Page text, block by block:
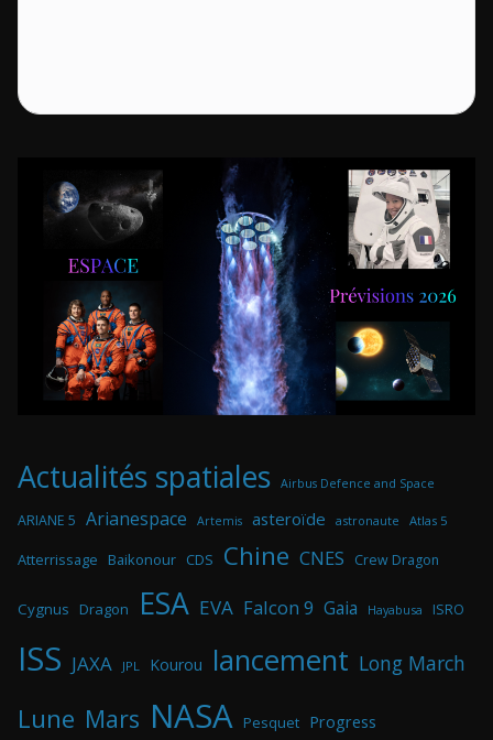
Actualités spatiales Airbus Defence and Space
ARIANE 5 Arianespace Artemis asteroïde astronaute Atlas 5
Atterrissage Baikonour CDS Chine CNES Crew Dragon
Cygnus Dragon ESA EVA Falcon 9 Gaia Hayabusa ISRO
ISS JAXA JPL Kourou lancement Long March
Lune Mars NASA Pesquet Progress